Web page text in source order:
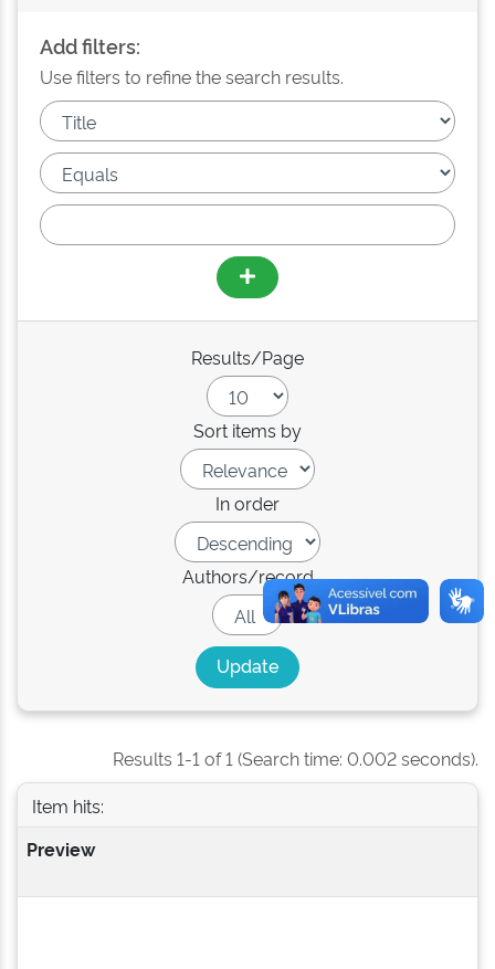
Add filters:
Use filters to refine the search results.
Results/Page
Sort items by
In order
Authors/record
Results 1-1 of 1 (Search time: 0.002 seconds).
Item hits:
Preview